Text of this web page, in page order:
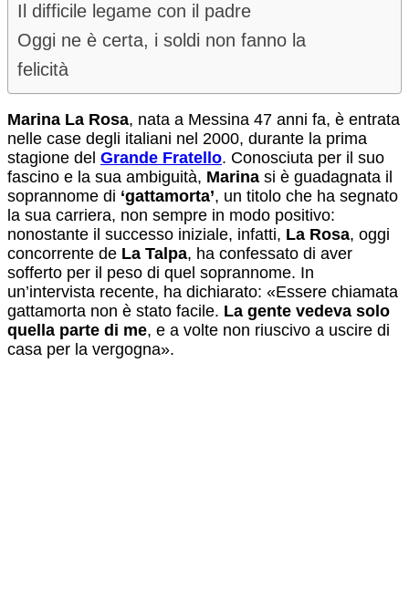
Il difficile legame con il padre
Oggi ne è certa, i soldi non fanno la
felicità
Marina La Rosa, nata a Messina 47 anni fa, è entrata
nelle case degli italiani nel 2000, durante la prima
stagione del Grande Fratello. Conosciuta per il suo
fascino e la sua ambiguità, Marina si è guadagnata il
soprannome di ‘gattamorta’, un titolo che ha segnato
la sua carriera, non sempre in modo positivo:
nonostante il successo iniziale, infatti, La Rosa, oggi
concorrente de La Talpa, ha confessato di aver
sofferto per il peso di quel soprannome. In
un’intervista recente, ha dichiarato: «Essere chiamata
gattamorta non è stato facile. La gente vedeva solo
quella parte di me, e a volte non riuscivo a uscire di
casa per la vergogna».